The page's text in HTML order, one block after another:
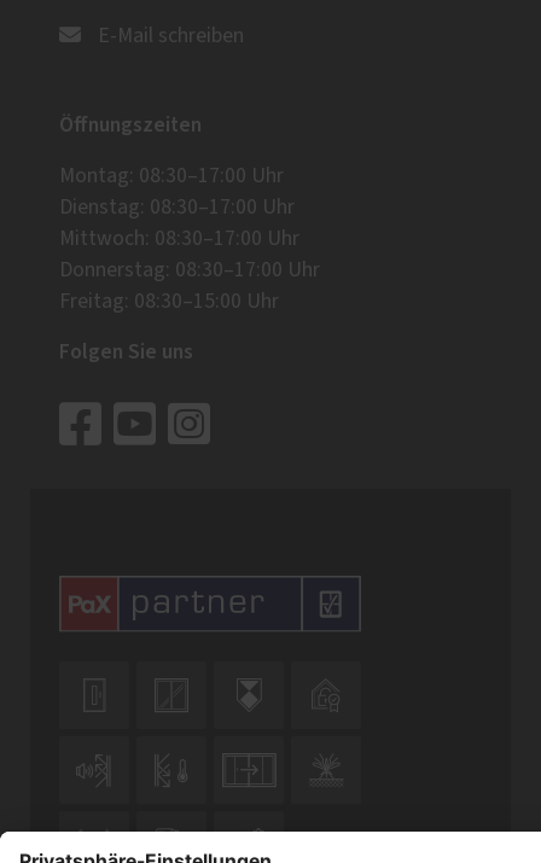
E-Mail schreiben
Öffnungszeiten
Montag: 08:30–17:00 Uhr
Dienstag: 08:30–17:00 Uhr
Mittwoch: 08:30–17:00 Uhr
Donnerstag: 08:30–17:00 Uhr
Freitag: 08:30–15:00 Uhr
Folgen Sie uns
  
   
 